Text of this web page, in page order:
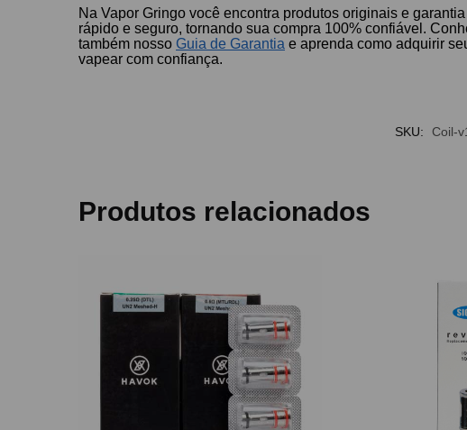
Na Vapor Gringo você encontra produtos originais e
rápido e seguro, tornando sua compra 100% confiável.
também nosso Guia de Garantia e aprenda como adquirir
vapear com confiança.
SKU: Coil-
Produtos relacionados